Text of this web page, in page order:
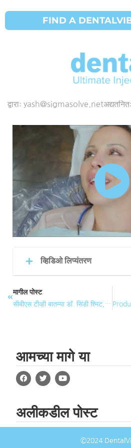
FIND A
Dental
Dr R
द्वाराः yash@sigmasolve.netअद्यतनितः
व्हिडिओ लिप्यंतरण
मागील पोस्ट
सीबीएस टीव्ही बातम्या डॉ. सिंडी श्मिट, डीडीएसने वेदना-मुक्त इंजेक्शनसाठी डेंटलव्हीब प्रदर्शित केले!
आमच्या मागे या
अलीकडील पोस्ट
©2024